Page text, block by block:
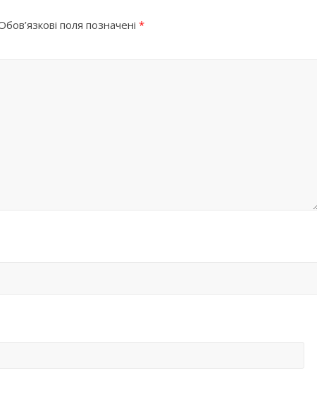
поля позначені *